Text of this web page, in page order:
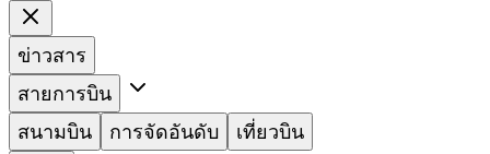
ข่าวสาร
สายการบิน
สนามบิน
การจัดอันดับ
เที่ยวบิน